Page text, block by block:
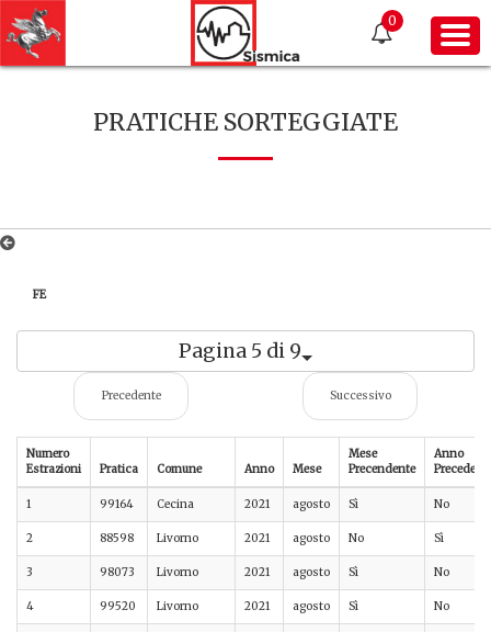
0
PRATICHE SORTEGGIATE
FE
Pagina 5 di 9
Precedente Successivo
Numero
Estrazioni
Pratica Comune Anno Mese
Mese
Precendente
Anno
1 99164 Cecina 2021 agosto Sì No
2 88598 Livorno 2021 agosto No Sì
3 98073 Livorno 2021 agosto Sì No
4 99520 Livorno 2021 agosto Sì No